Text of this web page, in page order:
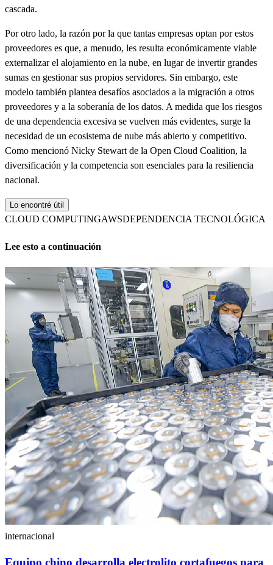
cascada.
Por otro lado, la razón por la que tantas empresas optan por estos
proveedores es que, a menudo, les resulta económicamente viable
externalizar el alojamiento en la nube, en lugar de invertir grandes
sumas en gestionar sus propios servidores. Sin embargo, este
modelo también plantea desafíos asociados a la migración a otros
proveedores y a la soberanía de los datos. A medida que los riesgos
de una dependencia excesiva se vuelven más evidentes, surge la
necesidad de un ecosistema de nube más abierto y competitivo.
Como mencionó Nicky Stewart de la Open Cloud Coalition, la
diversificación y la competencia son esenciales para la resiliencia
nacional.
Lo encontré útil
CLOUD COMPUTINGAWSDEPENDENCIA TECNOLÓGICA
Lee esto a continuación
internacional
Equipo chino desarrolla electrolito cortafuegos para